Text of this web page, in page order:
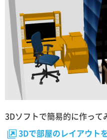
3Dソフトで簡易的に作って
3Dで部屋のレイアウ